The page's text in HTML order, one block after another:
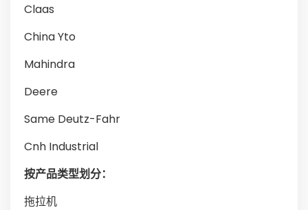
Claas
China Yto
Mahindra
Deere
Same Deutz-Fahr
Cnh Industrial
按产品类型划分：
拖拉机